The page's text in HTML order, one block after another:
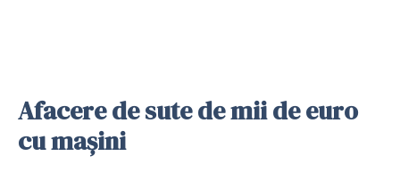
Afacere de sute de mii de euro
cu mașini